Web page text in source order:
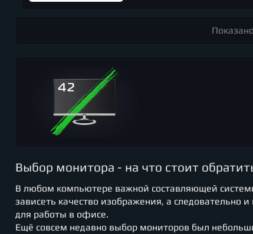
Выбор монитора - на что стоит
В любом компьютере важной составляющей
зависеть качество изображения, а
для работы в офисе.
Ещё совсем недавно выбор мониторов был